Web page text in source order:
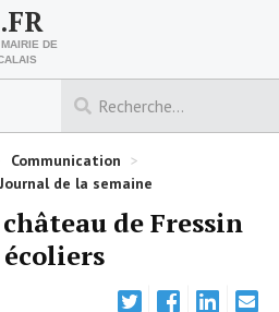
DE
Communication >
Journal de la semaine
de Fressin